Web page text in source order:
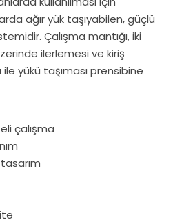
ağır yük taşıyabilen, güçlü
Çalışma mantığı, iki
ilerlemesi ve kiriş
yükü taşıması prensibine
çalışma